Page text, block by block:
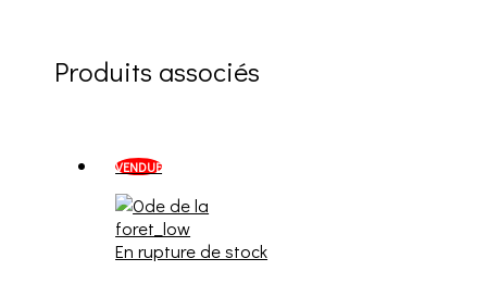
Produits associés
VENDUE
En rupture de stock